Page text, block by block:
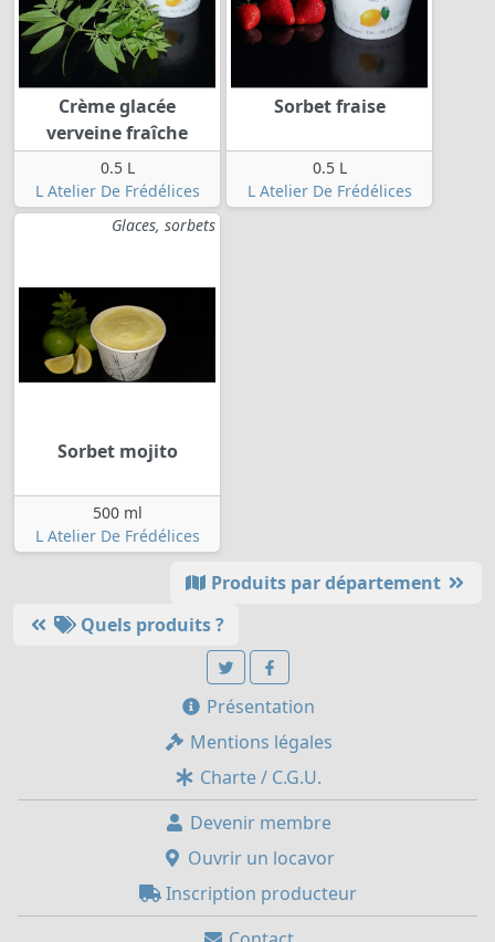
Crème glacée
verveine fraîche
0.5 L
L Atelier De Frédélices
Sorbet fraise
0.5 L
L Atelier De Frédélices
Glaces, sorbets
Sorbet mojito
500 ml
L Atelier De Frédélices
Produits par département
Quels produits ?
Présentation
Mentions légales
Charte / C.G.U.
Devenir membre
Ouvrir un locavor
Inscription producteur